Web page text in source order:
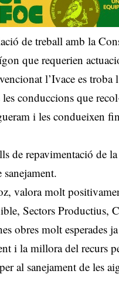
de treball amb la
que requerien
l’Ivace es troba
conduccions que
i les condueixen
de repavimentació de
valora molt
Sectors Productius,
obres molt esperades
i la millora del recurs
al sanejament de les